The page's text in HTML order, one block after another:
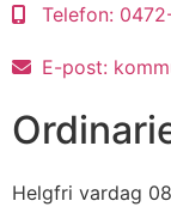
Telefon:
E-post:
Helgfri vardag